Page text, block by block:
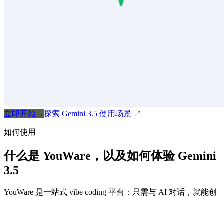
立即开始→探索 Gemini 3.5 使用场景 ↗
如何使用
什么是 YouWare，以及如何体验 Gemini
3.5
YouWare 是一站式 vibe coding 平台：只需与 AI 对话，就能创